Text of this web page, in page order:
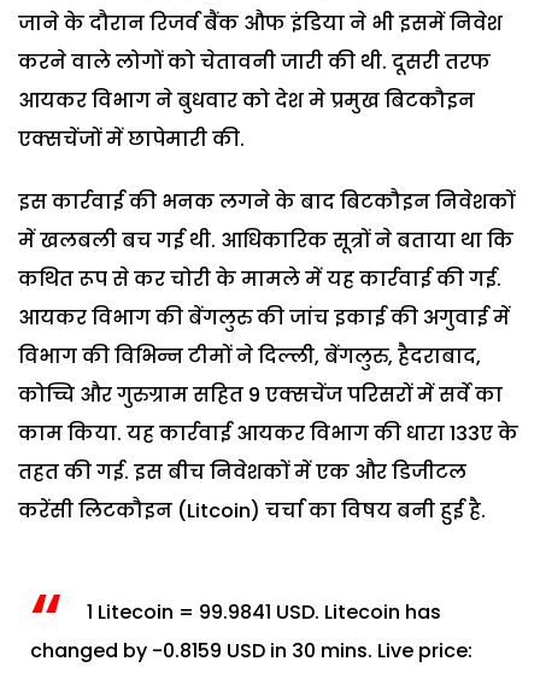
जाने के दौरान रिजर्व बैंक औफ इंडिया ने भी इसमें निवेश
करने वाले लोगों को चेतावनी जारी की थी. दूसरी तरफ
आयकर विभाग ने बुधवार को देश मे प्रमुख बिटकौइन
एक्सचेंजों में छापेमारी की.
इस कार्रवाई की भनक लगने के बाद बिटकौइन निवेशकों
में खलबली बच गई थी. आधिकारिक सूत्रों ने बताया था कि
कथित रूप से कर चोरी के मामले में यह कार्रवाई की गई.
आयकर विभाग की बेंगलुरु की जांच इकाई की अगुवाई में
विभाग की विभिन्न टीमों ने दिल्ली, बेंगलुरु, हैदराबाद,
कोच्चि और गुरुग्राम सहित 9 एक्सचेंज परिसरों में सर्वे का
काम किया. यह कार्रवाई आयकर विभाग की धारा 133ए के
तहत की गई. इस बीच निवेशकों में एक और डिजीटल
करेंसी लिटकौइन (Litcoin) चर्चा का विषय बनी हुई है.
1 Litecoin = 99.9841 USD. Litecoin has
changed by -0.8159 USD in 30 mins. Live price: